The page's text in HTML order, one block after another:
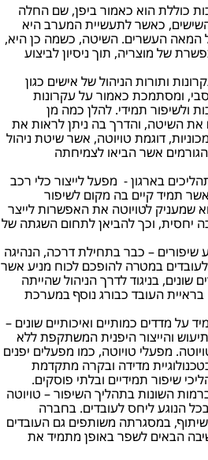
כוללת הוא כאמור ביפן, שם החלה
כאשר לתעשיית המערב היא
המאה העשרים. השיטה, כשמה כן היא,
של מוצריה, תוך ניסיון לביצוע
ותורות הניהול של אישים כגון
ומסתמכת כאמור על עקרונות
ולשיפור תמידי. להלן כמה מן
את השיטה, והדרך בה ניתן לראות את
דוגמת טויוטה, אשר שיטת ניהול
אשר הביאו לצמיחתה
בארגון - מפעל לייצור כלי רכב
תמיד קיים בה מקום לשיפור
שמעניק לטויוטה את האפשרות לייצר
יחסית, וכך להביאן לתחום השגתה של
שיפורים – כבר בתחילת דרכה, הנהיגה
לעובדים במטרה להופכם לכוח מניע אשר
שונים, בניגוד לדרך הניהול שהייתה
העובד כבורג נוסף במערכת
על מדדים כמותיים ואיכותיים שונים –
והייצור היפנית המשתקפת ללא
מפעלי טויוטה, כמו מפעלים יפנים
מדידה ובקרה מתקדמת
שיפור תמידיים ובלתי פוסקים.
השונות בתהליך השיפור – טויוטה
הנוגע ליחס לעובדים. בחברה
במסגרתה משותפים גם העובדים
הבאים לשפר באופן מתמיד את